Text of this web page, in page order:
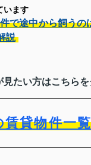
います
で途中から飼うの
説
たい方はこちら
賃貸物件一